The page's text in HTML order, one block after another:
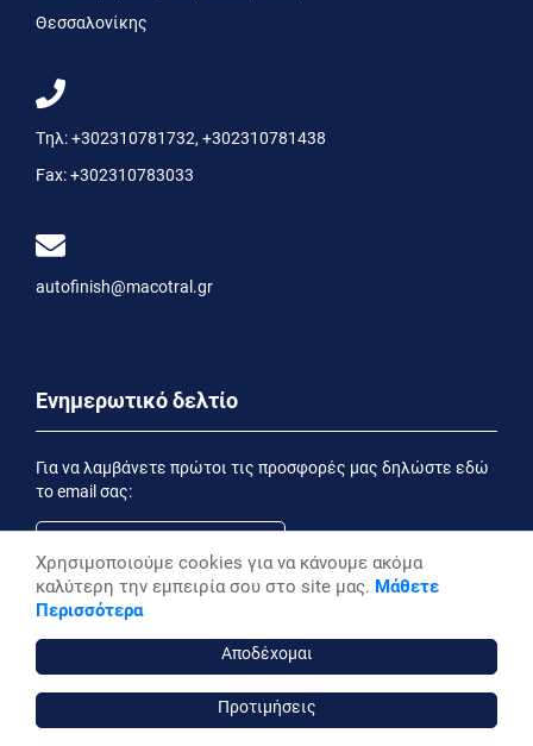
Θεσσαλονίκης
Τηλ:+302310781732, +302310781438
Fax:+302310783033
autofinish@macotral.gr
Ενημερωτικό δελτίο
Για να λαμβάνετε πρώτοι τις προσφορές μας δηλώστε εδώ
το email σας:
Εγγραφή
Έχοντας ενημερωθεί από την
επιθυμώ να λαμβάνω ενημερωτικά email
Powered by Stonewave
Χρησιμοποιούμε cookies για να κάνουμε ακόμα
καλύτερη την εμπειρία σου στο site μας. Μάθετε
Περισσότερα
Αποδέχομαι
Προτιμήσεις